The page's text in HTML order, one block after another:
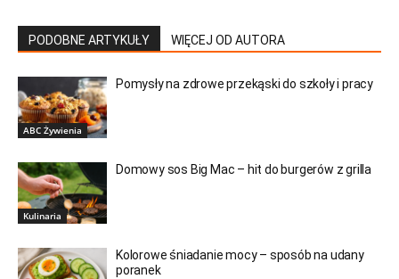
PODOBNE ARTYKUŁY WIĘCEJ OD AUTORA
ABC Żywienia
Pomysły na zdrowe przekąski do szkoły i pracy
Kulinaria
Domowy sos Big Mac – hit do burgerów z grilla
Kolorowe śniadanie mocy – sposób na udany
poranek